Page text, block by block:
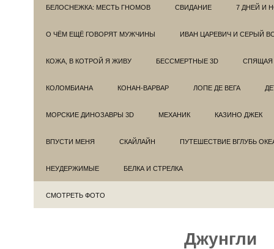
БЕЛОСНЕЖКА: МЕСТЬ ГНОМОВ СВИДАНИЕ 7 ДНЕЙ И
О ЧЁМ ЕЩЁ ГОВОРЯТ МУЖЧИНЫ ИВАН ЦАРЕВИЧ И СЕРЫЙ
КОЖА, В КОТРОЙ Я ЖИВУ БЕССМЕРТНЫЕ 3D СПЯЩАЯ
КОЛОМБИАНА КОНАН-ВАРВАР ЛОПЕ ДЕ ВЕГА
МОРСКИЕ ДИНОЗАВРЫ 3D МЕХАНИК КАЗИНО ДЖЕК
ВПУСТИ МЕНЯ СКАЙЛАЙН ПУТЕШЕСТВИЕ ВГЛУБЬ
НЕУДЕРЖИМЫЕ БЕЛКА И СТРЕЛКА
СМОТРЕТЬ ФОТО
Джунгли